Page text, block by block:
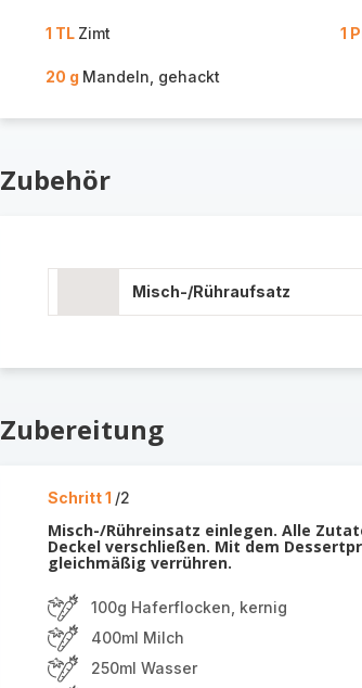
1 TL Zimt 1
20 g Mandeln, gehackt
Zubehör
Misch-/Rühraufsatz
Zubereitung
Schritt 1 /2
Misch-/Rühreinsatz einlegen. Alle
Deckel verschließen. Mit dem
gleichmäßig verrühren.
100g Haferflocken, kernig
400ml Milch
250ml Wasser